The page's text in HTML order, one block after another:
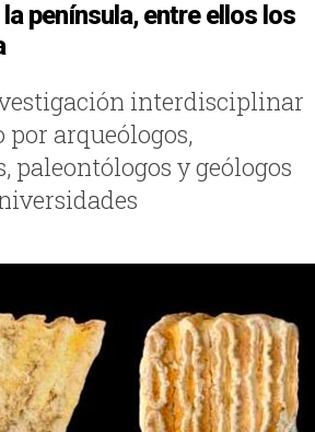
península, entre ellos los
interdisciplinar
por arqueólogos,
paleontólogos y geólogos